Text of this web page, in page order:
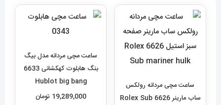
ساعت مچی مردانه رولکس
ساب مارینر 6626 Rolex Sub
ساعت مچی مردانه مدل بیگ
بنگ هابلوت کهکشانی 6633
Hublot big bang
19,289,000 تومان